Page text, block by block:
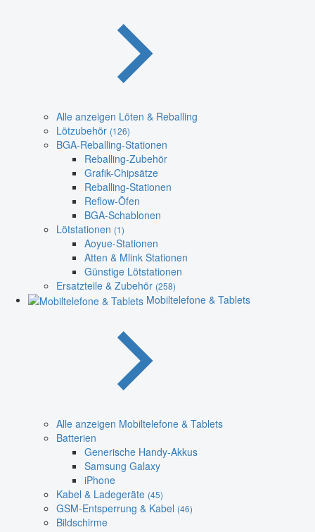
Alle anzeigen Löten & Reballing
Lötzubehör (126)
BGA-Reballing-Stationen
Reballing-Zubehör
Grafik-Chipsätze
Reballing-Stationen
Reflow-Öfen
BGA-Schablonen
Lötstationen (1)
Aoyue-Stationen
Atten & Mlink Stationen
Günstige Lötstationen
Ersatzteile & Zubehör (258)
Mobiltelefone & Tablets
Alle anzeigen Mobiltelefone & Tablets
Batterien
Generische Handy-Akkus
Samsung Galaxy
iPhone
Kabel & Ladegeräte (45)
GSM-Entsperrung & Kabel (46)
Bildschirme